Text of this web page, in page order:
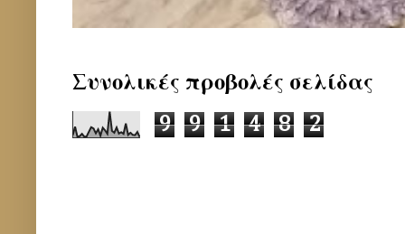
Συνολικές προβολές σελίδας
9 9 1 4 8 2